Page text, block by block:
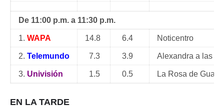
De 11:00 p.m. a 11:30 p.m.
1. WAPA 14.8 6.4 Noticentro
2. Telemundo 7.3 3.9 Alexandra a las
3. Univisión 1.5 0.5 La Rosa de
EN LA TARDE